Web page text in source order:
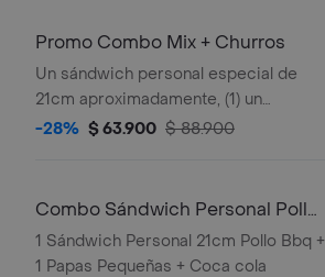
Promo Combo Mix + Churros
Un sándwich personal especial de
21cm aproximadamente, (1) un
sándwich personal ropa vieja o pollo
limonadas 16oz o (2) dos gaseosas
personal con arequipe
-28% $ 63.900 $ 88.900
Combo Sándwich Personal Pollo
BBQ
1 Sándwich Personal 21cm Pollo Bbq +
1 Papas Pequeñas + Coca cola